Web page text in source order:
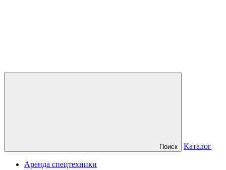
Поиск Каталог
Аренда спецтехники